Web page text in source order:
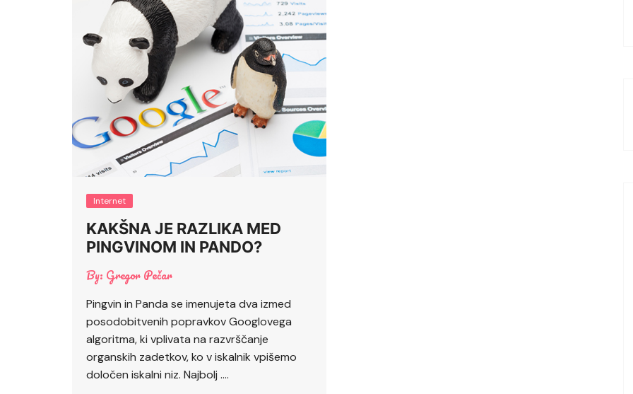
Internet
KAKŠNA JE RAZLIKA MED
PINGVINOM IN PANDO?
By: Gregor Pečar
Pingvin in Panda se imenujeta dva izmed
posodobitvenih popravkov Googlovega
algoritma, ki vplivata na razvrščanje
organskih zadetkov, ko v iskalnik vpišemo
določen iskalni niz. Najbolj ….